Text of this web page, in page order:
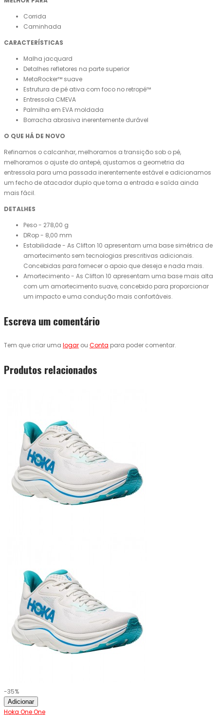
Corrida
Caminhada
CARACTERÍSTICAS
Malha jacquard
Detalhes refletores na parte superior
MetaRocker™ suave
Estrutura de pé ativa com foco no retropé™
Entressola CMEVA
Palmilha em EVA moldada
Borracha abrasiva inerentemente durável
O QUE HÁ DE NOVO
Refinamos o calcanhar, melhoramos a transição sob o pé,
melhoramos o ajuste do antepé, ajustamos a geometria da
entressola para uma passada inerentemente estável e adicionamos
um fecho de atacador duplo que torna a entrada e saída ainda
mais fácil.
DETALHES
Peso - 278,00 g
DRop - 8,00 mm
Estabilidade - As Clifton 10 apresentam uma base simétrica de
amortecimento sem tecnologias prescritivas adicionais.
Concebidas para fornecer o apoio que deseja e nada mais.
Amortecimento - As Clifton 10 apresentam uma base mais alta
com um amortecimento suave, concebido para proporcionar
um impacto e uma condução mais confortáveis.
Escreva um comentário
Tem que criar uma logar ou Conta para poder comentar.
Produtos relacionados
-35%
Adicionar
Hoka One One